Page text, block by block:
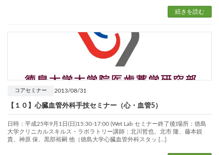
続きを読む
2013/08/31
コアセミナー
【１０】心臓血管外科手技セミナー（心・血管5）
日時：平成25年9月1日(日)15:30-17:00 (Wet Lab セミナー終了後)場所：徳島
大学クリニカルスキルス・ラボラトリー講師：北川哲也、北市 隆、藤本鋭
貴、神原 保、黒部裕嗣 他（徳島大学心臓血管外科スタッ […]